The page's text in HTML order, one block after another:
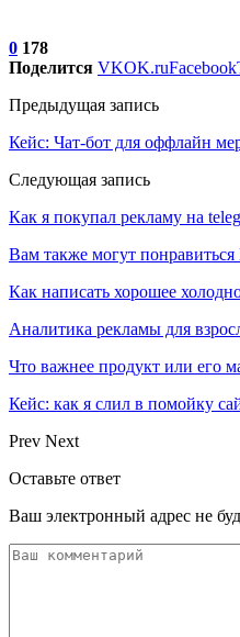
0 178
Поделится VKOK.ruFacebook
Предыдущая запись
Кейс: Чат-бот для оффлайн
Следующая запись
Как я покупал рекламу на
Вам также могут понравиться
Как написать хорошее
Аналитика рекламы для
Что важнее продукт или его
Кейс: как я слил в помойку
Prev Next
Оставьте ответ
Ваш электронный адрес не